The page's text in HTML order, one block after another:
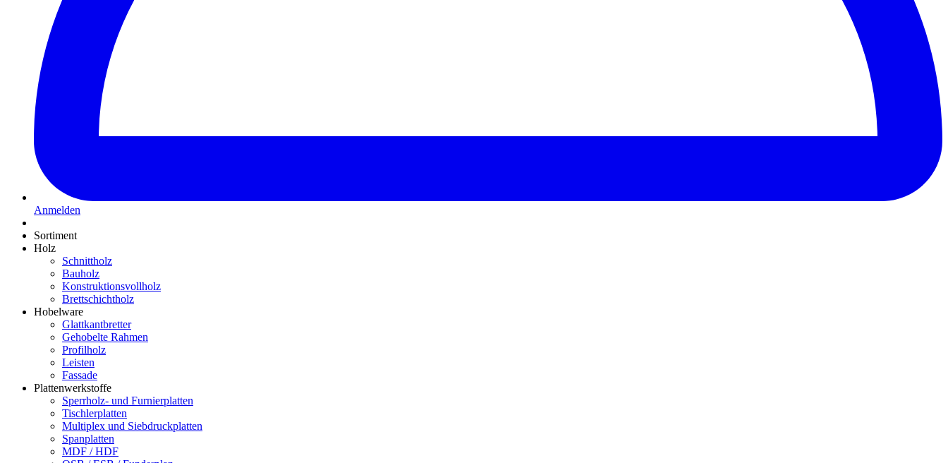
Anmelden
Sortiment
Holz
Schnittholz
Bauholz
Konstruktionsvollholz
Brettschichtholz
Hobelware
Glattkantbretter
Gehobelte Rahmen
Profilholz
Leisten
Fassade
Plattenwerkstoffe
Sperrholz- und Furnierplatten
Tischlerplatten
Multiplex und Siebdruckplatten
Spanplatten
MDF / HDF